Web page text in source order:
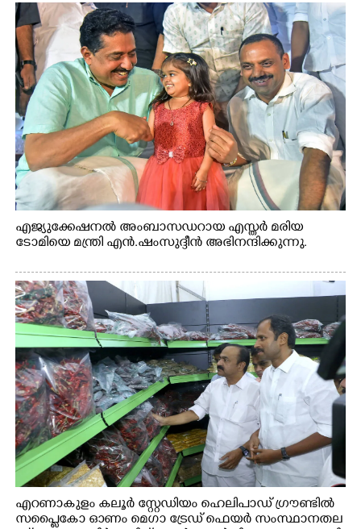
എജ്യുക്കേഷനൽ അംബാസഡറായ എസ്തർ മരിയ
ടോമിയെ മന്ത്രി എൻ.ഷംസുദ്ദീൻ അഭിനന്ദിക്കുന്നു.
എറണാകുളം കലൂർ സ്റ്റേഡിയം ഹെലിപാഡ് ഗ്രൗണ്ടിൽ
സപ്ളൈകോ ഓണം മെഗാ ട്രേഡ് ഫെയർ സംസ്ഥാനതല